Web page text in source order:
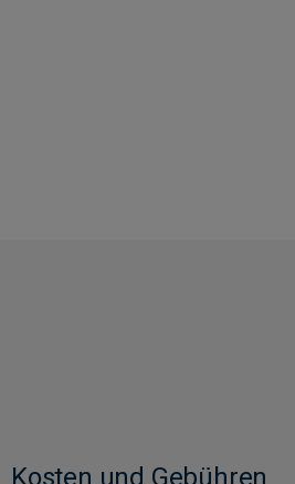
Kosten und Gebühren